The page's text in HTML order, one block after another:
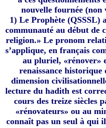
nouvelle fournée (non
1) Le Prophète (QSSSL)
communauté au début de
religion.» Le pronom
s’applique, en français
au pluriel, «rénover»
renaissance
dimension
lecture du hadith est
cours des treize siècles
«rénovateurs» ou au
connaît pas un seul à qui